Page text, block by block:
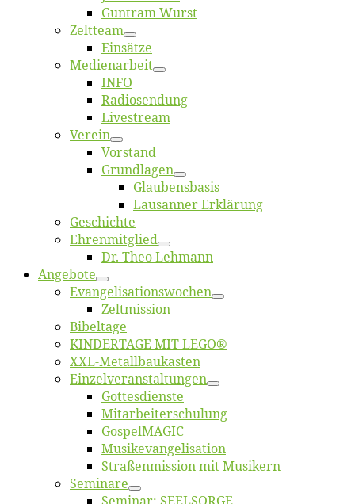
Gun­tram Wurst
Zelt­team
Ein­sät­ze
Me­di­en­ar­beit
INFO
Ra­dio­sen­dung
Live­stream
Ver­ein
Vor­stand
Grund­la­gen
Glaubens­ba­sis
Lausan­ner Erklärung
Ge­schich­te
Eh­ren­mit­glied
Dr. Theo Lehmann
An­ge­bo­te
Evangelisa­tions­wo­chen
Zelt­mis­si­on
Bi­bel­ta­ge
KINDERTAGE MIT LEGO®
XXL-Me­­tal­l­­bau­­kas­­ten
Einzelver­an­stal­tungen
Got­tes­diens­te
Mitarbeiter­schulung
Gos­pel­MA­GIC
Musikevan­ge­li­sa­tion
Straßenmis­sion mit Musikern
Se­mi­na­re